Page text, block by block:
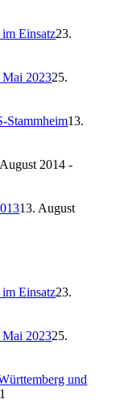
Einsatz23.
Mai 202325.
Stammheim13.
2014 -
13. August
Einsatz23.
Mai 202325.
und